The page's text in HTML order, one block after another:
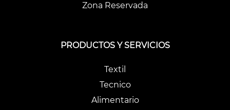
Zona Reservada
PRODUCTOS Y SERVICIOS
Textil
Tecnico
Alimentario